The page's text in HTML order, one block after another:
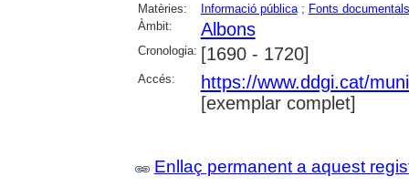
Matèries: Informació pública; Fonts documentals
Àmbit:
Albons
Cronologia: [1690 - 1720]
Accés:
https://www.ddgi.cat/
[exemplar complet]
Enllaç permanent a aquest